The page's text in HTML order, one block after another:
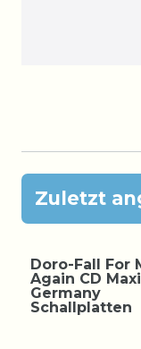
Zuletzt
Doro-Fall For
Again CD Maxi
Germany
Schallplatten